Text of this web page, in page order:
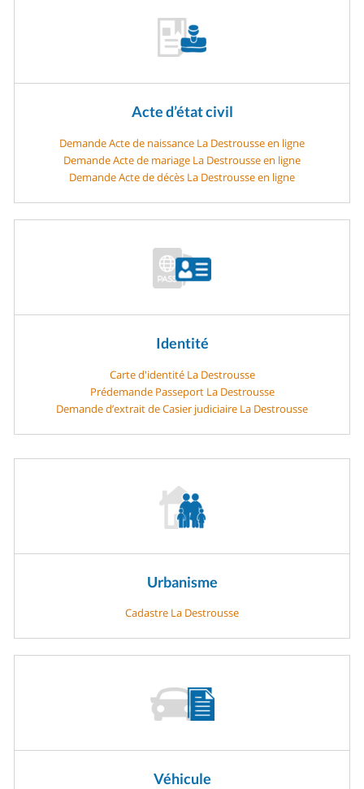
Acte d’état civil
Demande Acte de naissance La Destrousse en ligne
Demande Acte de mariage La Destrousse en ligne
Demande Acte de décès La Destrousse en ligne
Identité
Carte d'identité La Destrousse
Prédemande Passeport La Destrousse
Demande d’extrait de Casier judiciaire La Destrousse
Urbanisme
Cadastre La Destrousse
Véhicule